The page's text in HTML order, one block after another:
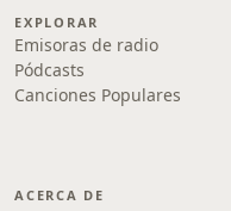
EXPLORAR
Emisoras de radio
Pódcasts
Canciones Populares
ACERCA DE